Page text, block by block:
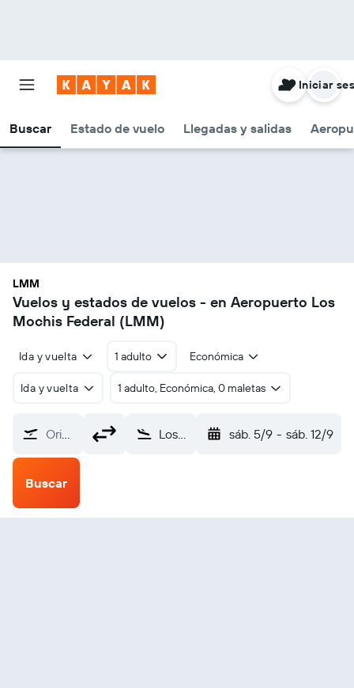
Buscar Estado de vuelo Llegadas y salidas
Iniciar
LMM
Vuelos y estados de vuelos - en Aeropuerto Los
Mochis Federal (LMM)
Ida y vuelta 1 adulto Económica
Ida y vuelta 1 adulto, Económica, 0 maletas
Origen Los Mochis Federal (LMM) sáb. 5/9 - sáb. 12/9
Buscar